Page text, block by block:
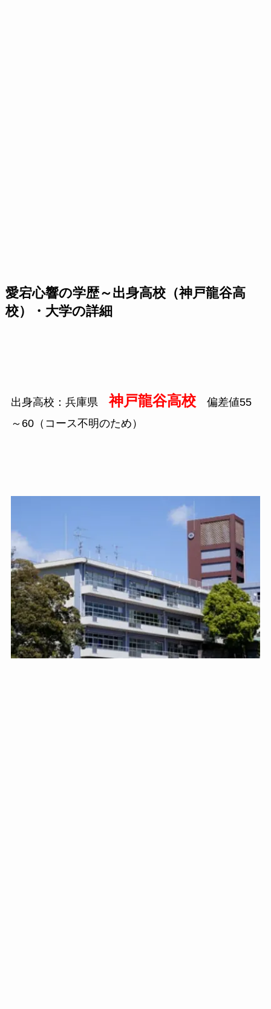
愛宕心響の学歴～出身高校（神戸龍谷高
校）・大学の詳細
出身高校：兵庫県神戸龍谷高校偏差値55
～60（コース不明のため）